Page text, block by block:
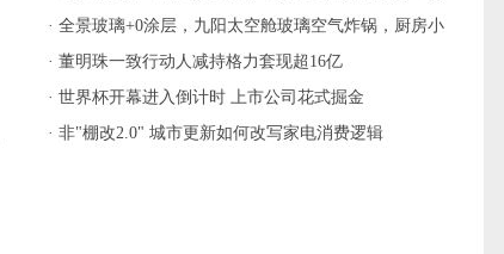
和揽青YLV50太惊艳
· 全景玻璃+0涂层，九阳太空舱玻璃空气炸锅，厨房小
白的安心之选
· 董明珠一致行动人减持格力套现超16亿
· 世界杯开幕进入倒计时 上市公司花式掘金
· 非"棚改2.0" 城市更新如何改写家电消费逻辑